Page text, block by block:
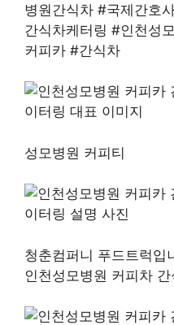
병원간식차 #국제간호
간식차케터링 #인천성
커피카 #간식차
성모병원 커피티
청춘컴퍼니 푸드트럭입
인천성모병원 커피차 간